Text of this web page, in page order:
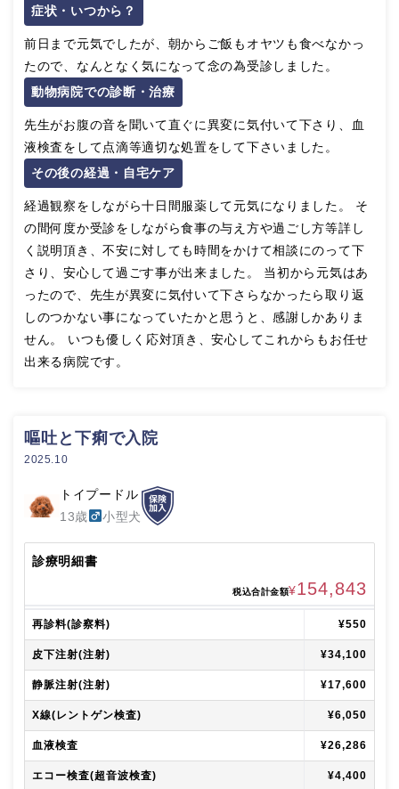
症状・いつから？
前日まで元気でしたが、朝からご飯もオヤツも食べなかっ
たので、なんとなく気になって念の為受診しました。
動物病院での診断・治療
先生がお腹の音を聞いて直ぐに異変に気付いて下さり、血
液検査をして点滴等適切な処置をして下さいました。
その後の経過・自宅ケア
経過観察をしながら十日間服薬して元気になりました。 そ
の間何度か受診をしながら食事の与え方や過ごし方等詳し
く説明頂き、不安に対しても時間をかけて相談にのって下
さり、安心して過ごす事が出来ました。 当初から元気はあ
ったので、先生が異変に気付いて下さらなかったら取り返
しのつかない事になっていたかと思うと、感謝しかありま
せん。 いつも優しく応対頂き、安心してこれからもお任せ
出来る病院です。
嘔吐と下痢で入院
2025.10
トイプードル
13歳
小型犬
診療明細書
税込合計金額¥154,843
再診料(診察料) ¥550
皮下注射(注射) ¥34,100
静脈注射(注射) ¥17,600
X線(レントゲン検査) ¥6,050
血液検査 ¥26,286
エコー検査(超音波検査) ¥4,400